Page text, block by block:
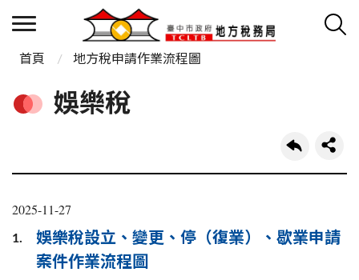
首頁 地方稅申請作業流程圖
娛樂稅
2025-11-27
1.
娛樂稅設立、變更、停（復業）、歇業申請
案件作業流程圖